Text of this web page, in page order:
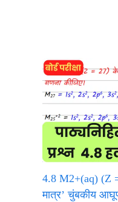
4.8 M2+(aq) (Z
मात्र’ चुंबकीय